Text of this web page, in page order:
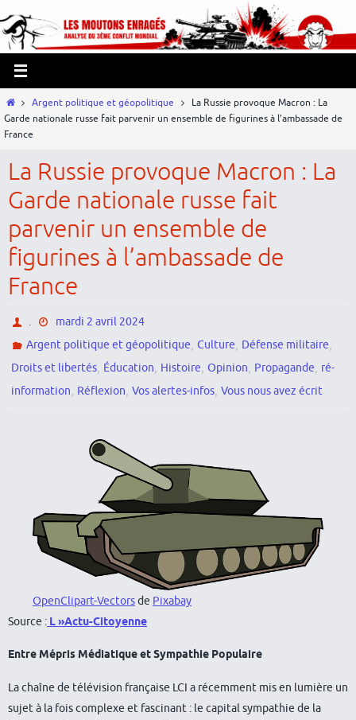
vers
le
contenu
HomeArgent politique et géopolitique
La Russie provoque Macron : La
Garde nationale russe fait parvenir un ensemble de figurines à l’ambassade de
France
La Russie provoque Macron : La
Garde nationale russe fait
parvenir un ensemble de
figurines à l’ambassade de
France
.
mardi 2 avril 2024
Argent politique et géopolitique,Culture, Défense militaire,
Droits et libertés, Éducation, Histoire, Opinion, Propagande, ré-
information, Réflexion, Vos alertes-infos, Vous nous avez écrit
OpenClipart-Vectorsde Pixabay
Source : L »Actu-Citoyenne
Entre Mépris Médiatique et Sympathie Populaire
La chaîne de télévision française LCI a récemment mis en lumière un
sujet à la fois complexe et fascinant : le capital sympathie de la